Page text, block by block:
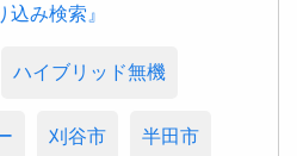
込み検索』
ハイブリッド無機
刈谷市 半田市